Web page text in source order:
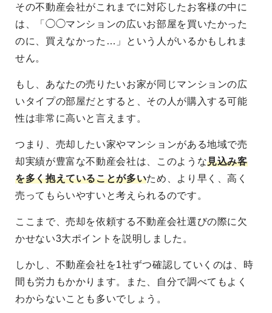
その不動産会社がこれまでに対応したお客様の中に
は、「◯◯マンションの広いお部屋を買いたかった
のに、買えなかった…」という人がいるかもしれま
せん。
もし、あなたの売りたいお家が同じマンションの広
いタイプの部屋だとすると、その人が購入する可能
性は非常に高いと言えます。
つまり、売却したい家やマンションがある地域で売
却実績が豊富な不動産会社は、このような見込み客
を多く抱えていることが多いため、より早く、高く
売ってもらいやすいと考えられるのです。
ここまで、売却を依頼する不動産会社選びの際に欠
かせない3大ポイントを説明しました。
しかし、不動産会社を1社ずつ確認していくのは、時
間も労力もかかります。また、自分で調べてもよく
わからないことも多いでしょう。